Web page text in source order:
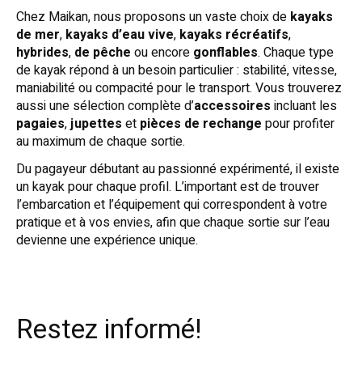
Chez Maikan, nous proposons un vaste choix de kayaks
de mer, kayaks d’eau vive, kayaks récréatifs,
hybrides, de pêche ou encore gonflables. Chaque type
de kayak répond à un besoin particulier : stabilité, vitesse,
maniabilité ou compacité pour le transport. Vous trouverez
aussi une sélection complète d’accessoires incluant les
pagaies,jupettes et pièces de rechange pour profiter
au maximum de chaque sortie.
Du pagayeur débutant au passionné expérimenté, il existe
un kayak pour chaque profil. L’important est de trouver
l’embarcation et l’équipement qui correspondent à votre
pratique et à vos envies, afin que chaque sortie sur l’eau
devienne une expérience unique.
Restez informé!